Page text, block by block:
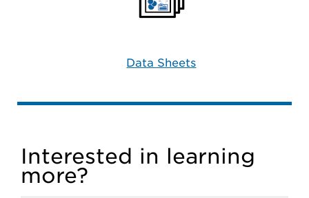
Data Sheets
Interested in learning
more?